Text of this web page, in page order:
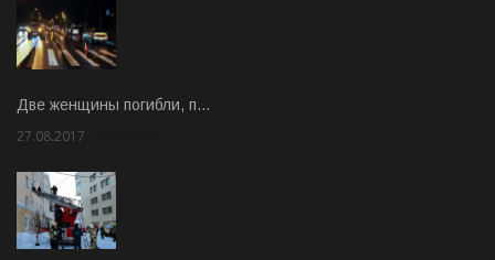
Две женщины погибли, п…
27.08.2017